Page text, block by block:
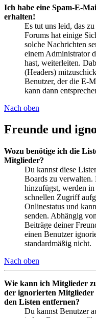
Ich habe eine Spam-E-
erhalten!
Es tut uns leid, das
Forums hat einige
solche Nachrichten
einem Administrator
hast, weiterleiten.
(Headers)
Benutzer, der die E-
kann dann
Nach oben
Freunde und
Wozu benötige ich die
Mitglieder?
Du kannst diese
Boards zu verwalten.
hinzufügst, werden
schnellen Zugriff
Onlinestatus und
senden. Abhängig
Beiträge deiner
einen Benutzer
standardmäßig nicht.
Nach oben
Wie kann ich Mitglieder
der ignorierten Mitglieder
den Listen entfernen?
Du kannst Benutzer